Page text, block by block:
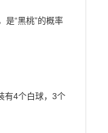
是“黑桃”的概率
有4个白球，3个